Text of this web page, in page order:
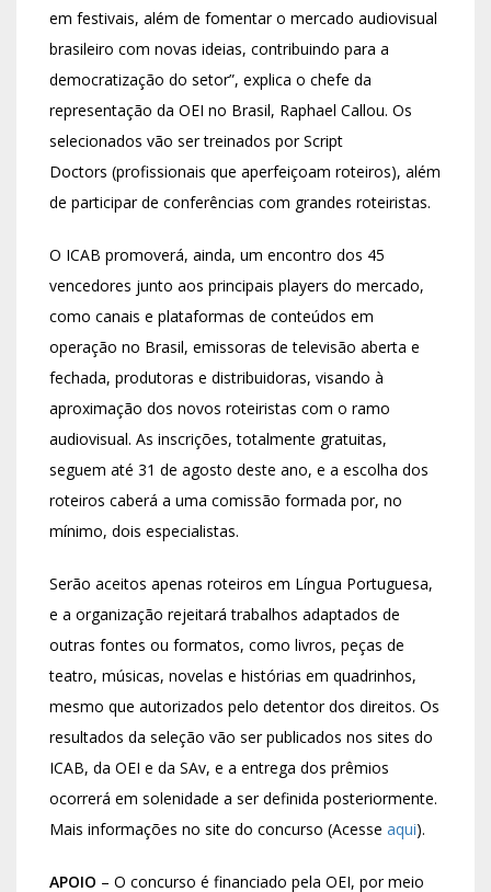
em festivais, além de fomentar o mercado audiovisual
brasileiro com novas ideias, contribuindo para a
democratização do setor”, explica o chefe da
representação da OEI no Brasil, Raphael Callou. Os
selecionados vão ser treinados por Script
Doctors (profissionais que aperfeiçoam roteiros), além
de participar de conferências com grandes roteiristas.
O ICAB promoverá, ainda, um encontro dos 45
vencedores junto aos principais players do mercado,
como canais e plataformas de conteúdos em
operação no Brasil, emissoras de televisão aberta e
fechada, produtoras e distribuidoras, visando à
aproximação dos novos roteiristas com o ramo
audiovisual. As inscrições, totalmente gratuitas,
seguem até 31 de agosto deste ano, e a escolha dos
roteiros caberá a uma comissão formada por, no
mínimo, dois especialistas.
Serão aceitos apenas roteiros em Língua Portuguesa,
e a organização rejeitará trabalhos adaptados de
outras fontes ou formatos, como livros, peças de
teatro, músicas, novelas e histórias em quadrinhos,
mesmo que autorizados pelo detentor dos direitos. Os
resultados da seleção vão ser publicados nos sites do
ICAB, da OEI e da SAv, e a entrega dos prêmios
ocorrerá em solenidade a ser definida posteriormente.
Mais informações no site do concurso (Acesse aqui).
APOIO – O concurso é financiado pela OEI, por meio